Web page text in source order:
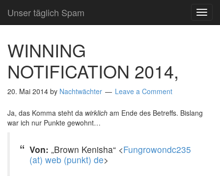
Unser täglich Spam
WINNING
NOTIFICATION 2014,
20. Mai 2014 by Nachtwächter Leave a Comment
Ja, das Komma steht da wirklich am Ende des Betreffs. Bislang
war ich nur Punkte gewohnt…
Von: „Brown Kenisha“ <Fungrowondc235
(at) web (punkt) de>